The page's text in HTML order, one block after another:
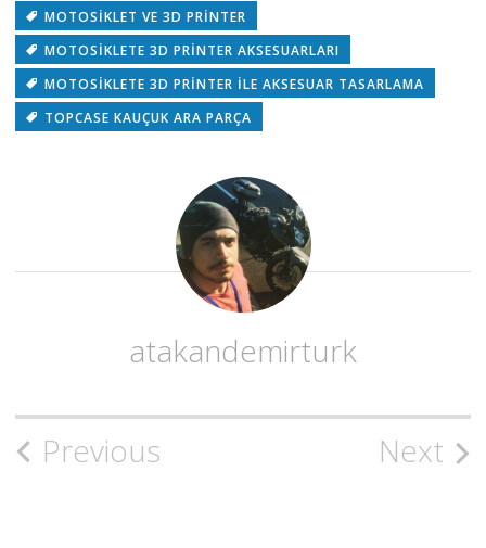
MOTOSIKLET VE 3D PRINTER
MOTOSIKLETE 3D PRINTER AKSESUARLARI
MOTOSIKLETE 3D PRINTER ILE AKSESUAR TASARLAMA
TOPCASE KAUÇUK ARA PARÇA
atakandemirturk
Post
Previous Next